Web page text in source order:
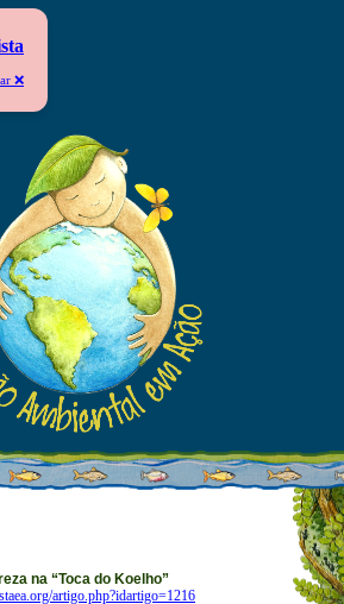
❌
na “Toca do Koelho”
artigo.php?idartigo=1216